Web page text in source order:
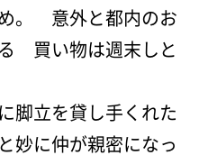
。 意外と都内のお
買い物は週末しと
脚立を貸し手くれた
妙に仲が親密になっ